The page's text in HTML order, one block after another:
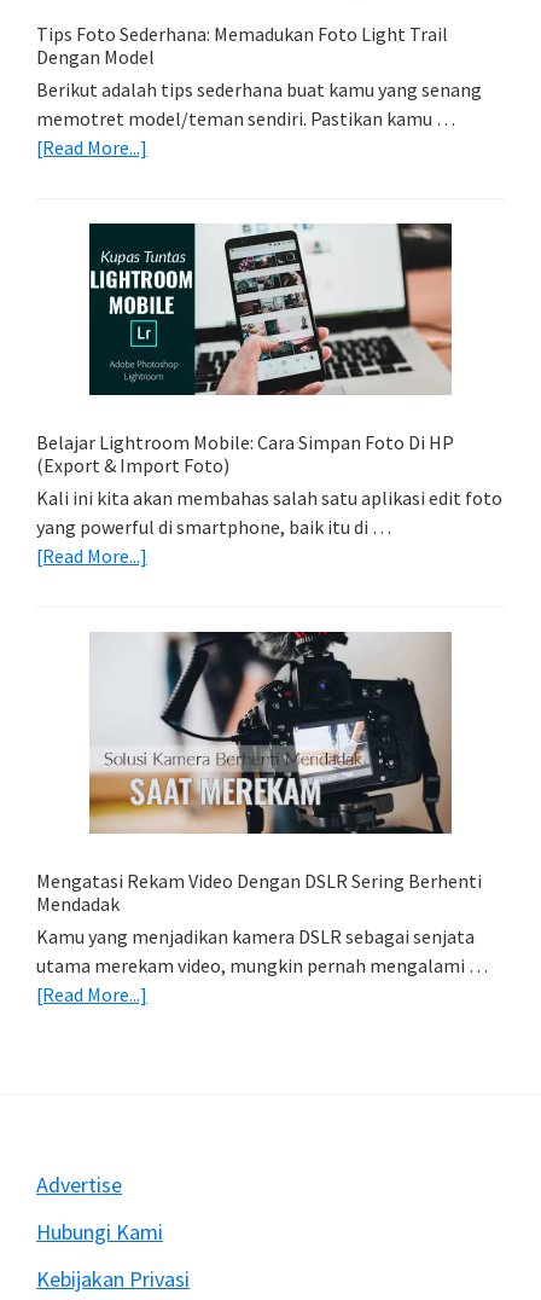
Tips Foto Sederhana: Memadukan Foto Light Trail
Dengan Model
Berikut adalah tips sederhana buat kamu yang senang
memotret model/teman sendiri. Pastikan kamu …
[Read More...]
Sederhana:
Memadukan
Foto
Light
Trail
Dengan
Belajar Lightroom Mobile: Cara Simpan Foto Di HP
(Export & Import Foto)
Kali ini kita akan membahas salah satu aplikasi edit foto
yang powerful di smartphone, baik itu di …
[Read More...]
Mobile:
Cara
Simpan
Foto
Di
HP
(Export
Import
Mengatasi Rekam Video Dengan DSLR Sering Berhenti
Mendadak
Kamu yang menjadikan kamera DSLR sebagai senjata
utama merekam video, mungkin pernah mengalami …
[Read More...]
Mendadak
Footer
Advertise
Hubungi Kami
Kebijakan Privasi